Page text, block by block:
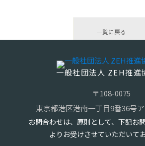
一覧に戻る
一般社団法人 ZEH推進
〒108-0075
東京都港区港南一丁目9番36号
お問合わせは、原則として、下記お
よりお受けさせていただいてお